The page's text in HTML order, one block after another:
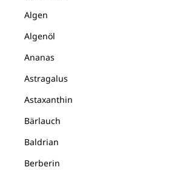
Algen
Algenöl
Ananas
Astragalus
Astaxanthin
Bärlauch
Baldrian
Berberin